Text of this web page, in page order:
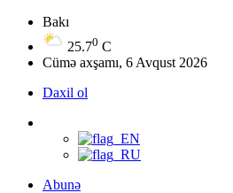
Bakı
25.70 C
Cümə axşamı, 6 Avqust 2026
Daxil ol
Abunə